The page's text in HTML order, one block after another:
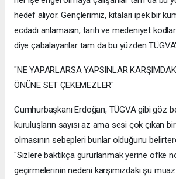
hedef alıyor. Gençlerimiz, kıtaları ipek bir
ecdadı anlamasın, tarih ve medeniyet
diye çabalayanlar tam da bu yüzden
"NE YAPARLARSA YAPSINLAR
ÖNÜNE SET ÇEKEMEZLER"
Cumhurbaşkanı Erdoğan, TÜGVA gibi göz
kuruluşların sayısı az ama sesi çok çıkan
olmasının sebepleri bunlar olduğunu
"Sizlere baktıkça gururlanmak yerine öfke
geçirmelerinin nedeni karşımızdaki şu